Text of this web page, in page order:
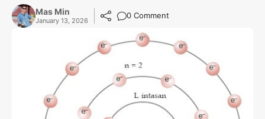
Mas Min
January 13, 2026
0 Comment